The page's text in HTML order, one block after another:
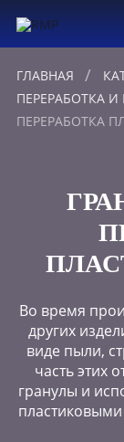
ГЛАВНАЯ
ПЕРЕРАБОТКА
ПЕРЕРАБОТКА
Во время
других
виде пыли,
часть этих
гранулы и